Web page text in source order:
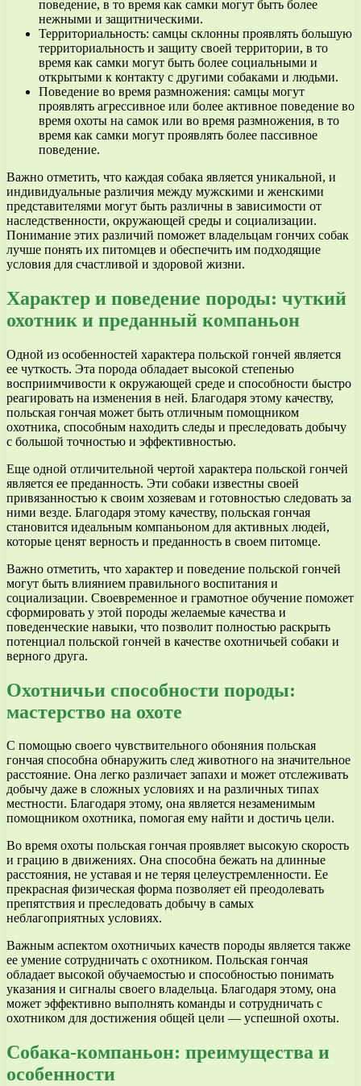
поведение, в то время как самки могут быть более
нежными и защитническими.
Территориальность: самцы склонны проявлять большую
территориальность и защиту своей территории, в то
время как самки могут быть более социальными и
открытыми к контакту с другими собаками и людьми.
Поведение во время размножения: самцы могут
проявлять агрессивное или более активное поведение во
время охоты на самок или во время размножения, в то
время как самки могут проявлять более пассивное
поведение.
Важно отметить, что каждая собака является уникальной, и
индивидуальные различия между мужскими и женскими
представителями могут быть различны в зависимости от
наследственности, окружающей среды и социализации.
Понимание этих различий поможет владельцам гончих собак
лучше понять их питомцев и обеспечить им подходящие
условия для счастливой и здоровой жизни.
Характер и поведение породы: чуткий
охотник и преданный компаньон
Одной из особенностей характера польской гончей является
ее чуткость. Эта порода обладает высокой степенью
восприимчивости к окружающей среде и способности быстро
реагировать на изменения в ней. Благодаря этому качеству,
польская гончая может быть отличным помощником
охотника, способным находить следы и преследовать добычу
с большой точностью и эффективностью.
Еще одной отличительной чертой характера польской гончей
является ее преданность. Эти собаки известны своей
привязанностью к своим хозяевам и готовностью следовать за
ними везде. Благодаря этому качеству, польская гончая
становится идеальным компаньоном для активных людей,
которые ценят верность и преданность в своем питомце.
Важно отметить, что характер и поведение польской гончей
могут быть влиянием правильного воспитания и
социализации. Своевременное и грамотное обучение поможет
сформировать у этой породы желаемые качества и
поведенческие навыки, что позволит полностью раскрыть
потенциал польской гончей в качестве охотничьей собаки и
верного друга.
Охотничьи способности породы:
мастерство на охоте
С помощью своего чувствительного обоняния польская
гончая способна обнаружить след животного на значительное
расстояние. Она легко различает запахи и может отслеживать
добычу даже в сложных условиях и на различных типах
местности. Благодаря этому, она является незаменимым
помощником охотника, помогая ему найти и достичь цели.
Во время охоты польская гончая проявляет высокую скорость
и грацию в движениях. Она способна бежать на длинные
расстояния, не уставая и не теряя целеустремленности. Ее
прекрасная физическая форма позволяет ей преодолевать
препятствия и преследовать добычу в самых
неблагоприятных условиях.
Важным аспектом охотничьих качеств породы является также
ее умение сотрудничать с охотником. Польская гончая
обладает высокой обучаемостью и способностью понимать
указания и сигналы своего владельца. Благодаря этому, она
может эффективно выполнять команды и сотрудничать с
охотником для достижения общей цели — успешной охоты.
Собака-компаньон: преимущества и
особенности